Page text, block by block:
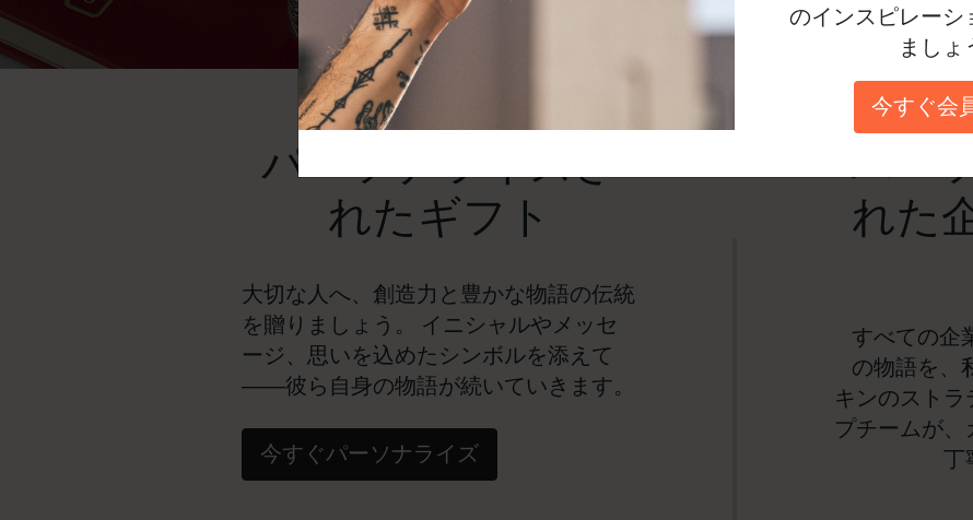
スチューデントカイエジャーナル
ライフプランナー・コレクション
馬年コレクション
ナサにインスパイアされたコレクショ
ン
Impressions of Impressionism コレクショ
ン
サブカテゴリ
ピン
サブカテゴリ
サブカテゴリ
パーソナライズさ
れたギフト
大切な人へ、創造力と豊かな物語の伝統
を贈りましょう。 イニシャルやメッセ
ージ、思いを込めたシンボルを添えて
――彼ら自身の物語が続いていきます。
今すぐパーソナライズ
パー
れた
すべての企
の物語を、
キンのスト
プチームが
丁
のインスピレー
ましょ
今すぐ会